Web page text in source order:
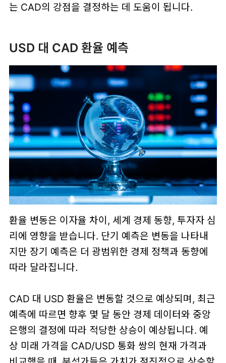
는 CAD의 강점을 결정하는 데 도움이 됩니다.
USD 대 CAD 환율 예측
환율 변동은 이자율 차이, 세계 경제 동향, 투자자 심
리에 영향을 받습니다. 단기 예측은 변동을 나타내
지만 장기 예측은 더 광범위한 경제 정책과 동향에
따라 달라집니다.
CAD 대 USD 환율은 변동할 것으로 예상되며, 최근
예측에 따르면 향후 몇 달 동안 경제 데이터와 중앙
은행의 결정에 따라 적당한 상승이 예상됩니다. 예
상 미래 가격을 CAD/USD 통화 쌍의 현재 가격과